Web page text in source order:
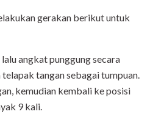
gerakan berikut untuk
angkat punggung secara
telapak tangan sebagai tumpuan.
kemudian kembali ke posisi
9 kali.